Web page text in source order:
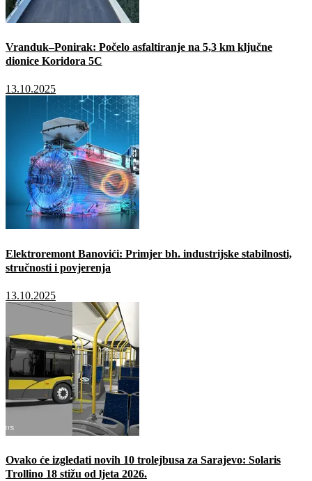
Vranduk–Ponirak: Počelo asfaltiranje na 5,3 km ključne
dionice Koridora 5C
13.10.2025
Elektroremont Banovići: Primjer bh. industrijske stabilnosti,
stručnosti i povjerenja
13.10.2025
Ovako će izgledati novih 10 trolejbusa za Sarajevo: Solaris
Trollino 18 stižu od ljeta 2026.